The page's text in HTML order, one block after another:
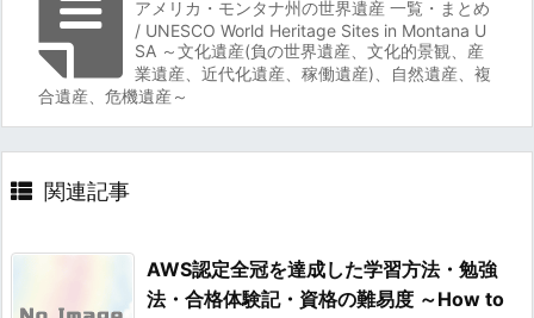
アメリカ・モンタナ州の世界遺産 一覧・まとめ
/ UNESCO World Heritage Sites in Montana U
SA ～文化遺産(負の世界遺産、文化的景観、産
業遺産、近代化遺産、稼働遺産)、自然遺産、複
合遺産、危機遺産～
関連記事
AWS認定全冠を達成した学習方法・勉強
法・合格体験記・資格の難易度 ～How to